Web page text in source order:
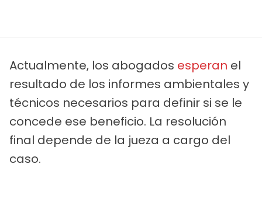
Actualmente, los abogados esperan el
resultado de los informes ambientales y
técnicos necesarios para definir si se le
concede ese beneficio. La resolución
final depende de la jueza a cargo del
caso.